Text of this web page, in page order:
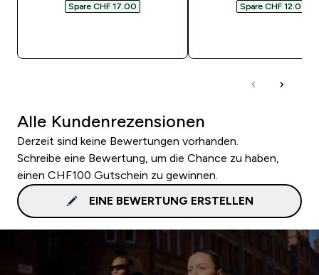
Spare CHF 17.00‎
Spare CHF 12.00‎
Alle Kundenrezensionen
Derzeit sind keine Bewertungen vorhanden.
Schreibe eine Bewertung, um die Chance zu haben,
einen CHF100 Gutschein zu gewinnen.
EINE BEWERTUNG ERSTELLEN